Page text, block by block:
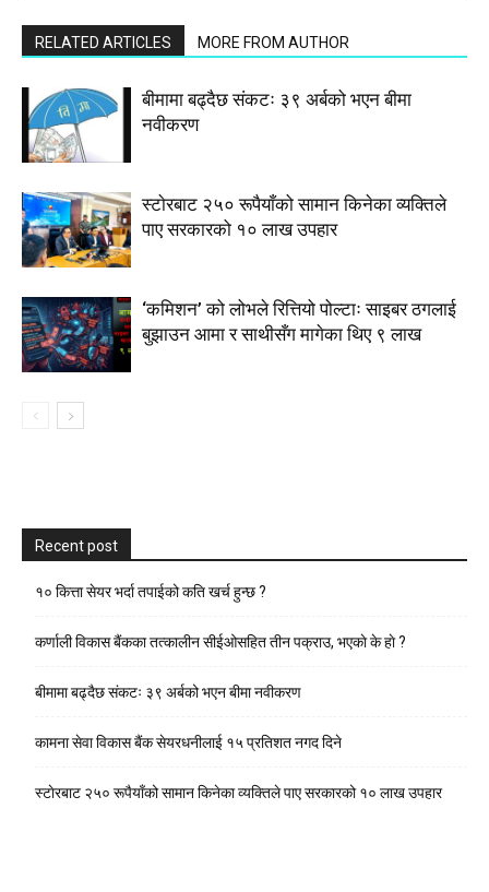
RELATED ARTICLES MORE FROM AUTHOR
बीमामा बढ्दैछ संकटः ३९ अर्बको भएन बीमा
नवीकरण
स्टाेरबाट २५० रूपैयाँको सामान किनेका व्यक्तिले
पाए सरकारको १० लाख उपहार
‘कमिशन’ को लोभले रित्तियो पोल्टाः साइबर ठगलाई
बुझाउन आमा र साथीसँग मागेका थिए ९ लाख
Recent post
१० कित्ता सेयर भर्दा तपाईको कति खर्च हुन्छ ?
कर्णाली विकास बैंकका तत्कालीन सीईओसहित तीन पक्राउ, भएकाे के हाे ?
बीमामा बढ्दैछ संकटः ३९ अर्बको भएन बीमा नवीकरण
कामना सेवा विकास बैंक सेयरधनीलाई १५ प्रतिशत नगद दिने
स्टाेरबाट २५० रूपैयाँको सामान किनेका व्यक्तिले पाए सरकारको १० लाख उपहार